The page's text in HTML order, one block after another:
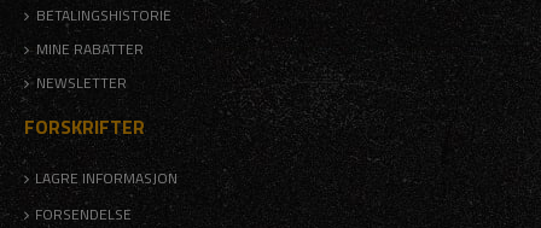
BETALINGSHISTORIE
MINE RABATTER
NEWSLETTER
FORSKRIFTER
LAGRE INFORMASJON
FORSENDELSE